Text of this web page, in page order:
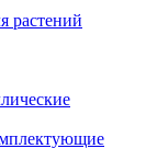
растений